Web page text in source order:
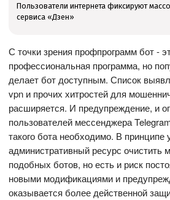
Пользователи интернета фиксируют
сервиса «Дзен»
С точки зрения профпрограмм бот -
профессиональная программа, но
делает бот доступным. Список
vpn и прочих хитростей для
расширяется. И предупреждение, и
пользователей мессенджера
такого бота необходимо. В принципе
административный ресурс очистить
подобных ботов, но есть и риск
новыми модификациями и
оказывается более действенной